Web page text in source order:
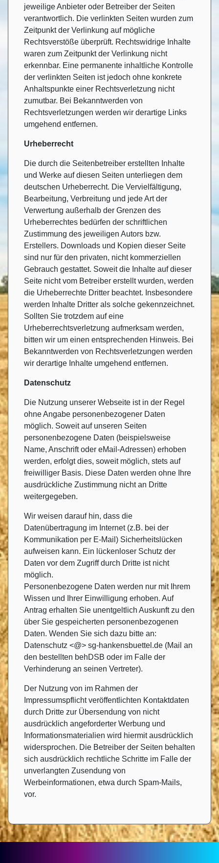
jeweilige Anbieter oder Betreiber der Seiten
verantwortlich. Die verlinkten Seiten wurden zum
Zeitpunkt der Verlinkung auf mögliche
Rechtsverstöße überprüft. Rechtswidrige Inhalte
waren zum Zeitpunkt der Verlinkung nicht
erkennbar. Eine permanente inhaltliche Kontrolle
der verlinkten Seiten ist jedoch ohne konkrete
Anhaltspunkte einer Rechtsverletzung nicht
zumutbar. Bei Bekanntwerden von
Rechtsverletzungen werden wir derartige Links
umgehend entfernen.
Urheberrecht
Die durch die Seitenbetreiber erstellten Inhalte
und Werke auf diesen Seiten unterliegen dem
deutschen Urheberrecht. Die Vervielfältigung,
Bearbeitung, Verbreitung und jede Art der
Verwertung außerhalb der Grenzen des
Urheberrechtes bedürfen der schriftlichen
Zustimmung des jeweiligen Autors bzw.
Erstellers. Downloads und Kopien dieser Seite
sind nur für den privaten, nicht kommerziellen
Gebrauch gestattet. Soweit die Inhalte auf dieser
Seite nicht vom Betreiber erstellt wurden, werden
die Urheberrechte Dritter beachtet. Insbesondere
werden Inhalte Dritter als solche gekennzeichnet.
Sollten Sie trotzdem auf eine
Urheberrechtsverletzung aufmerksam werden,
bitten wir um einen entsprechenden Hinweis. Bei
Bekanntwerden von Rechtsverletzungen werden
wir derartige Inhalte umgehend entfernen.
Datenschutz
Die Nutzung unserer Webseite ist in der Regel
ohne Angabe personenbezogener Daten
möglich. Soweit auf unseren Seiten
personenbezogene Daten (beispielsweise
Name, Anschrift oder eMail-Adressen) erhoben
werden, erfolgt dies, soweit möglich, stets auf
freiwilliger Basis. Diese Daten werden ohne Ihre
ausdrückliche Zustimmung nicht an Dritte
weitergegeben.
Wir weisen darauf hin, dass die
Datenübertragung im Internet (z.B. bei der
Kommunikation per E-Mail) Sicherheitslücken
aufweisen kann. Ein lückenloser Schutz der
Daten vor dem Zugriff durch Dritte ist nicht
möglich.
Personenbezogene Daten werden nur mit Ihrem
Wissen und Ihrer Einwilligung erhoben. Auf
Antrag erhalten Sie unentgeltlich Auskunft zu den
über Sie gespeicherten personenbezogenen
Daten. Wenden Sie sich dazu bitte an:
Datenschutz <@> sg-hankensbuettel.de (Mail an
den bestellten behDSB oder im Falle der
Verhinderung an seinen Vertreter).
Der Nutzung von im Rahmen der
Impressumspflicht veröffentlichten Kontaktdaten
durch Dritte zur Übersendung von nicht
ausdrücklich angeforderter Werbung und
Informationsmaterialien wird hiermit ausdrücklich
widersprochen. Die Betreiber der Seiten behalten
sich ausdrücklich rechtliche Schritte im Falle der
unverlangten Zusendung von
Werbeinformationen, etwa durch Spam-Mails,
vor.